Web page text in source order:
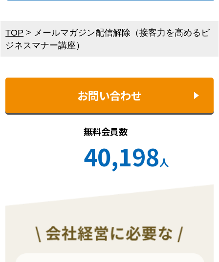
TOP > メールマガジン配信解除（接客力を高めるビ
ジネスマナー講座）
お問い合わせ
無料会員数
40,198人